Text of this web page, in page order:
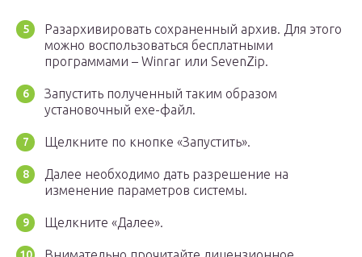
Разархивировать сохраненный архив. Для этого
можно воспользоваться бесплатными
программами – Winrar или SevenZip.
Запустить полученный таким образом
установочный exe-файл.
Щелкните по кнопке «Запустить».
Далее необходимо дать разрешение на
изменение параметров системы.
Щелкните «Далее».